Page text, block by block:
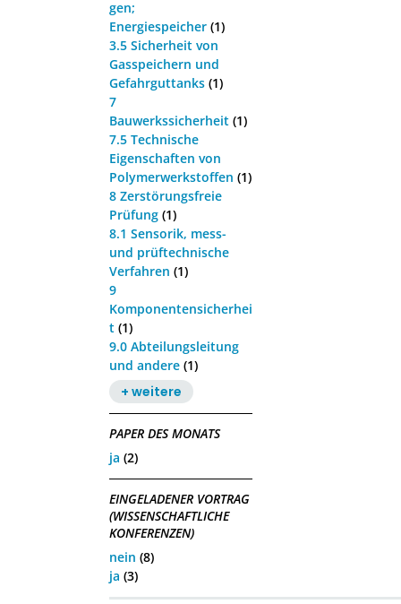
gen;
Energiespeicher (1)
3.5 Sicherheit von
Gasspeichern und
Gefahrguttanks (1)
7
Bauwerkssicherheit (1)
7.5 Technische
Eigenschaften von
Polymerwerkstoffen (1)
8 Zerstörungsfreie
Prüfung (1)
8.1 Sensorik, mess-
und prüftechnische
Verfahren (1)
9
Komponentensicherhei
t (1)
9.0 Abteilungsleitung
und andere (1)
+ weitere
PAPER DES MONATS
ja (2)
EINGELADENER VORTRAG
(WISSENSCHAFTLICHE
KONFERENZEN)
nein (8)
ja (3)